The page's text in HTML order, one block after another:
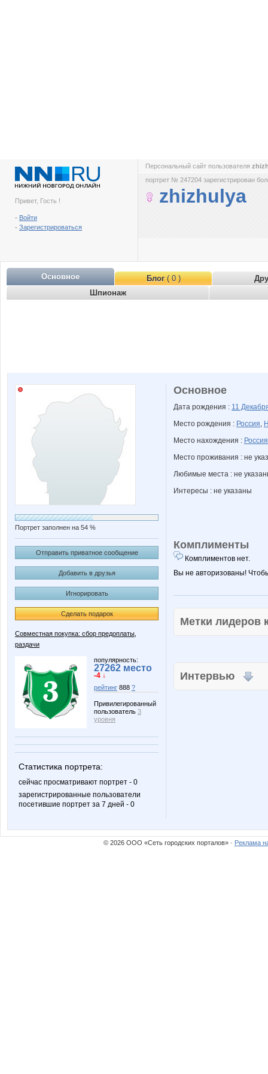
Привет, Гость !
- Войти
- Зарегистрироваться
Персональный сайт пользователя
портрет № 247204 зарегистрирован
zhizhulya
Основное Блог( 0 )
Шпионаж
Портрет заполнен на 54 %
Отправить приватное сообщение
Добавить в друзья
Игнорировать
Сделать подарок
Совместная покупка: сбор предоплаты,
раздачи
популярность:
27262 место
-4 ↓
рейтинг 888 ?
Привилегированный
пользователь 3
уровня
Статистика портрета:
сейчас просматривают портрет - 0
зарегистрированные пользователи
посетившие портрет за 7 дней - 0
Основное
Дата рождения : 11
Место рождения : Россия,
Место нахождения : Россия
Место проживания : не
Любимые места : не
Интересы : не указаны
Комплименты
Комплиментов нет.
Вы не авторизованы!
Метки
Интервью
© 2026 ООО «Сеть городских порталов» · Реклама